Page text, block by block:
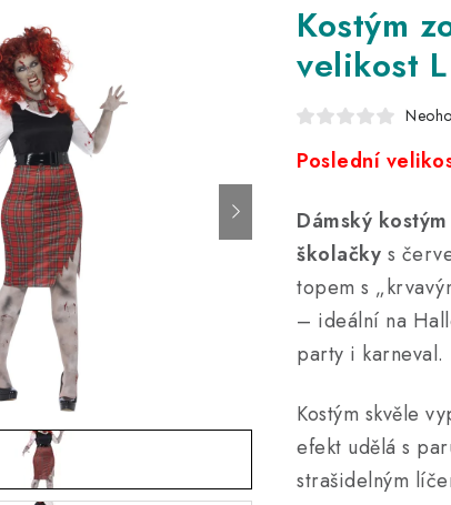
Kostým
velikost L
Poslední
Dámský
školačky s
topem s
– ideální na
party i karneval.
Kostým skvěle
efekt udělá s
strašidelným